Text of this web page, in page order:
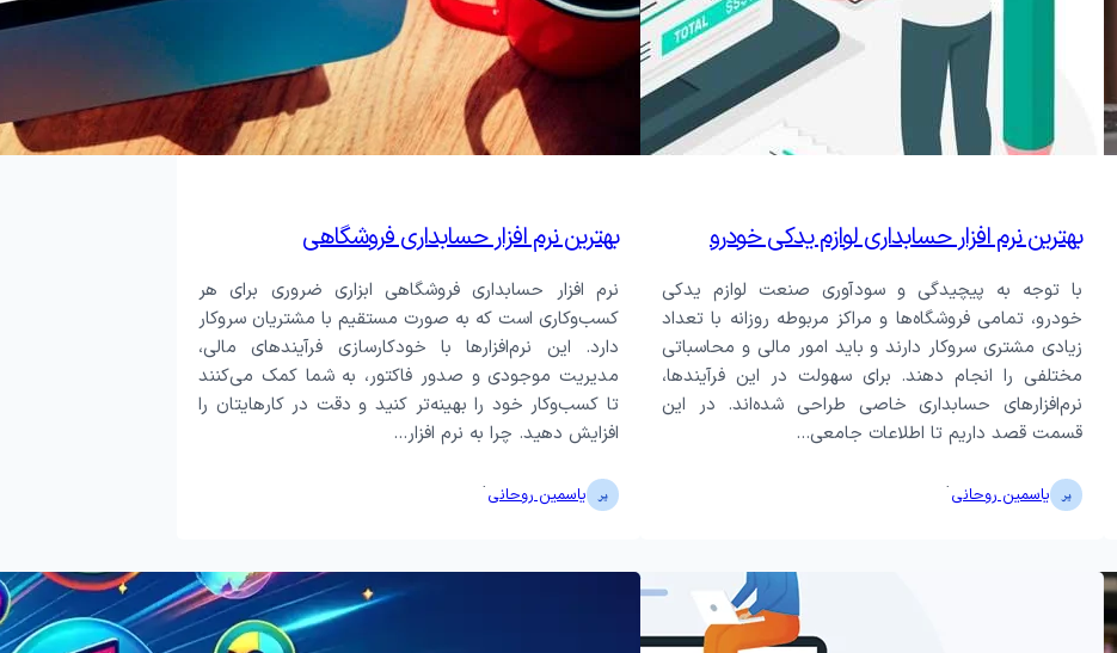
بهترین نرم افزار حسابداری لوازم یدکی خودرو
با توجه به پیچیدگی و سودآوری صنعت لوازم یدکی
خودرو، تمامی فروشگاه‌ها و مراکز مربوطه روزانه با تعداد
زیادی مشتری سروکار دارند و باید امور مالی و محاسباتی
مختلفی را انجام دهند. برای سهولت در این فرآیندها،
نرم‌افزارهای حسابداری خاصی طراحی شده‌اند. در این
قسمت قصد داریم تا اطلاعات جامعی…
یاسمین روحانی·
بهترین نرم افزار حسابداری فروشگاهی
نرم افزار حسابداری فروشگاهی ابزاری ضروری برای هر
کسب‌وکاری است که به صورت مستقیم با مشتریان سروکار
دارد. این نرم‌افزارها با خودکارسازی فرآیندهای مالی،
مدیریت موجودی و صدور فاکتور، به شما کمک می‌کنند
تا کسب‌وکار خود را بهینه‌تر کنید و دقت در کارهایتان را
افزایش دهید. چرا به نرم افزار…
یاسمین روحانی·